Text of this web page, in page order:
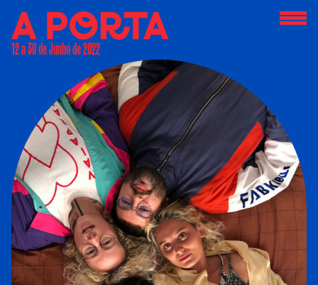
12 a 30 de Junho de 2022